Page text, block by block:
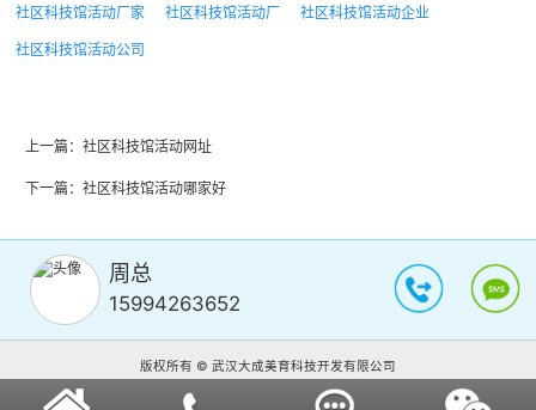
社区科技馆活动厂家
社区科技馆活动厂 社区科技馆活动企业
社区科技馆活动公司
上一篇： 社区科技馆活动网址
下一篇： 社区科技馆活动哪家好
周总
15994263652
版权所有 © 武汉大成美育科技开发有限公司